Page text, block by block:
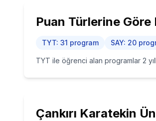
Puan Türlerine Göre
TYT: 31 program SAY: 20
TYT ile öğrenci alan programlar 2
Çankırı Karatekin